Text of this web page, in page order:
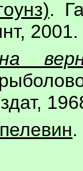
.
2001.